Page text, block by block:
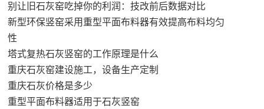
别让旧石灰窑吃掉你的利润：技改前后数据对比
新型环保竖窑采用重型平面布料器有效提高布料均匀
性
塔式复热石灰竖窑的工作原理是什么
重庆石灰窑建设施工，设备生产定制
重庆石灰价格是多少
重型平面布料器适用于石灰竖窑